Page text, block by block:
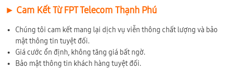
► Cam Kết Từ FPT Telecom Thạnh Phú
Chúng tôi cam kết mang lại dịch vụ viễn thông chất lượng và bảo
mật thông tin tuyệt đối.
Giá cước ổn định, không tăng giá bất ngờ.
Bảo mật thông tin khách hàng tuyệt đối.